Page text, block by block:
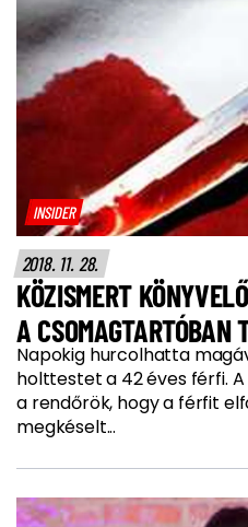
INSIDER
2018. 11. 28.
KÖZISMERT
A CSOMAGTARTÓBAN
Napokig hurcolhatta
holttestet a 42 éves férfi.
a rendőrök, hogy a férfit
megkéselt...